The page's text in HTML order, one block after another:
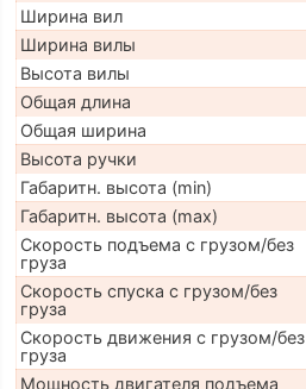
Ширина вил
Ширина вилы
Высота вилы
Общая длина
Общая ширина
Высота ручки
Габаритн. высота (min)
Габаритн. высота (max)
Скорость подъема с грузом/без
груза
Скорость спуска с грузом/без
груза
Скорость движения с грузом/без
груза
Мощность двигателя подъема